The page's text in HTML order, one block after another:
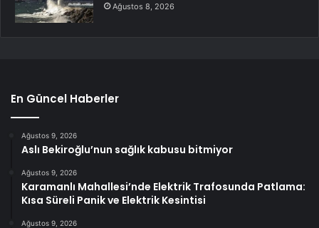
Ağustos 8, 2026
En Güncel Haberler
Ağustos 9, 2026
Aslı Bekiroğlu’nun sağlık kabusu bitmiyor
Ağustos 9, 2026
Karamanlı Mahallesi’nde Elektrik Trafosunda Patlama:
Kısa Süreli Panik ve Elektrik Kesintisi
Ağustos 9, 2026